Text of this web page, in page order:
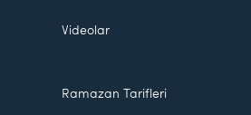
Videolar
Ramazan Tarifleri